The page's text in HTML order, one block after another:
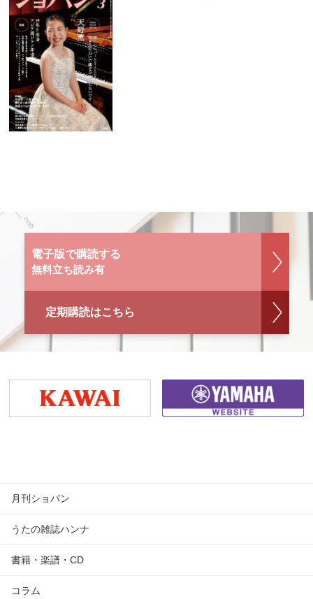
電子版で購読する
無料立ち読み有
定期購読はこちら
月刊ショパン
うたの雑誌ハンナ
書籍・楽譜・CD
コラム